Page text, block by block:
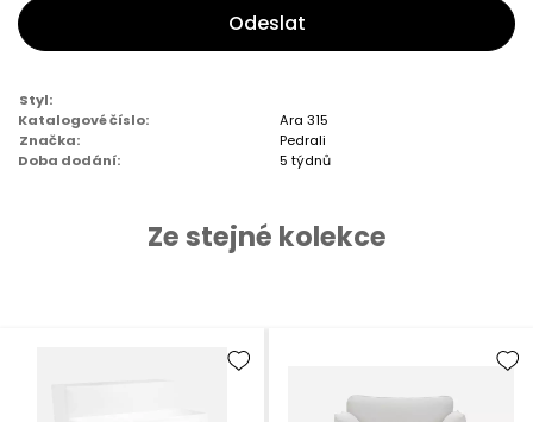
Odeslat
Styl:
Katalogové číslo:
Ara 315
Značka:
Pedrali
Doba dodání:
5 týdnů
Ze stejné kolekce